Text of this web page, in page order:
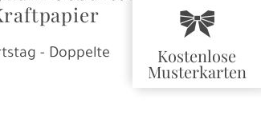
r
Kostenlose
Musterkarten
- Doppelte